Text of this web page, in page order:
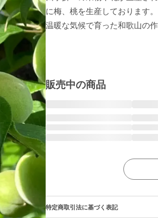
に梅、桃を生産しております。
温暖な気候で育った和歌山の
販売中の商品
特定商取引法に基づく表記